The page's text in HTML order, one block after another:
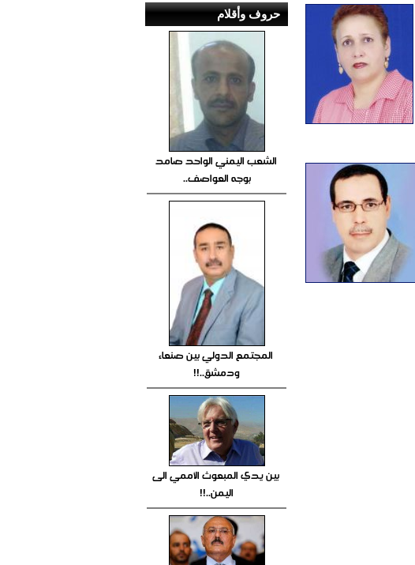
حروف وأقلام
الشعب اليمني الواحد صامد
بوجه العواصف..
المجتمع الدولي بين صنعاء
ودمشق..!!
بين يدي المبعوث الأممي الى
اليمن..!!